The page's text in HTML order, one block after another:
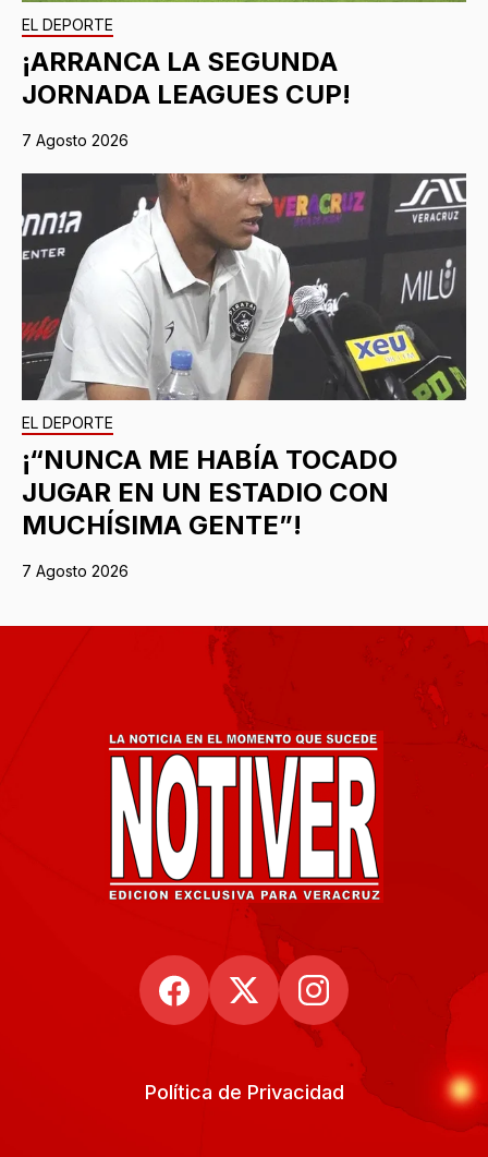
EL DEPORTE
¡ARRANCA LA SEGUNDA
JORNADA LEAGUES CUP!
7 Agosto 2026
EL DEPORTE
¡“NUNCA ME HABÍA TOCADO
JUGAR EN UN ESTADIO CON
MUCHÍSIMA GENTE”!
7 Agosto 2026
Política de Privacidad